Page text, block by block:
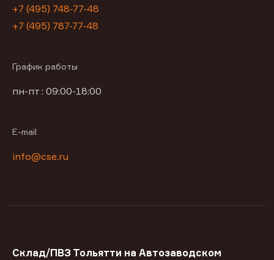
+7 (495) 748-77-48
+7 (495) 787-77-48
График работы
пн-пт : 09:00-18:00
E-mail
info@cse.ru
Склад/ПВЗ Тольятти на Автозаводском